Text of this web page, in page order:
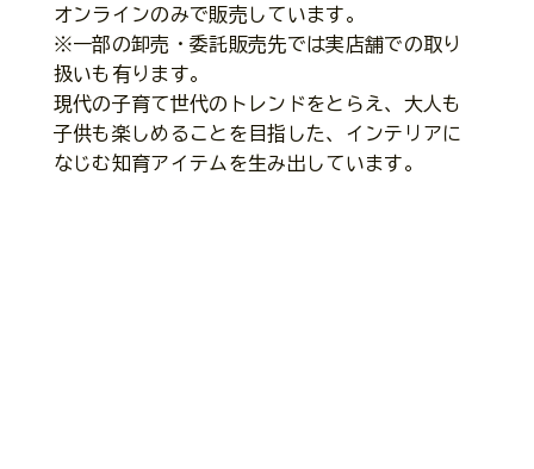
ロゴデザイン コーポレートカ
オンラインのみで販売しています。
※一部の卸売・委託販売先では実店舗での取り
扱いも有ります。
現代の子育て世代のトレンドをとらえ、大人も
子供も楽しめることを目指した、インテリアに
なじむ知育アイテムを生み出しています。